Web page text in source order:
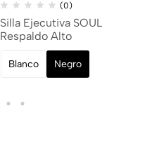
(0)
Silla Ejecutiva SOUL
Respaldo Alto
Blanco Negro